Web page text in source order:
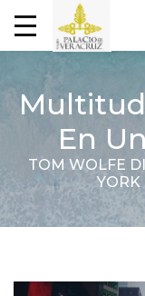
Multitud
En
TOM WOLFE
YORK